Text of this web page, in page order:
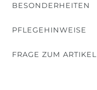
BESONDERHEITEN
PFLEGEHINWEISE
FRAGE ZUM ARTIKEL